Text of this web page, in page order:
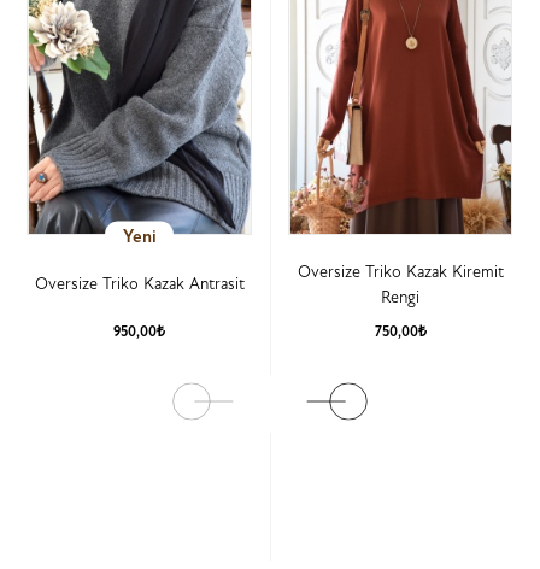
Yeni
Oversize Triko Kazak Antrasit
950,00₺
Oversize Triko Kazak Kiremit
Rengi
750,00₺